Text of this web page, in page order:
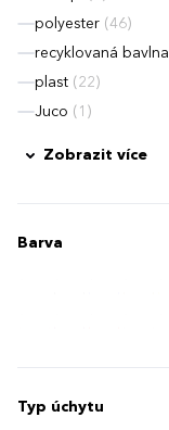
polyester (46)
recyklovaná bavlna
plast (22)
Juco (1)
Zobrazit více
Barva
Typ úchytu